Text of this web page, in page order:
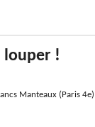
louper !
Manteaux (Paris 4e)